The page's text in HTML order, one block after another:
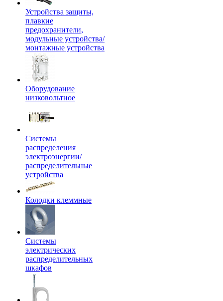
Устройства защиты,
плавкие
предохранители,
модульные устройства/
монтажные устройства
Оборудование
низковольтное
Системы
распределения
электроэнергии/
распределительные
устройства
Колодки клеммные
Системы
электрических
распределительных
шкафов